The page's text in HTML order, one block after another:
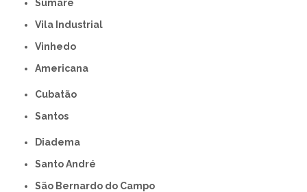
Sumaré
Vila Industrial
Vinhedo
americana
Cubatão
Santos
Diadema
Santo André
São Bernardo do Campo